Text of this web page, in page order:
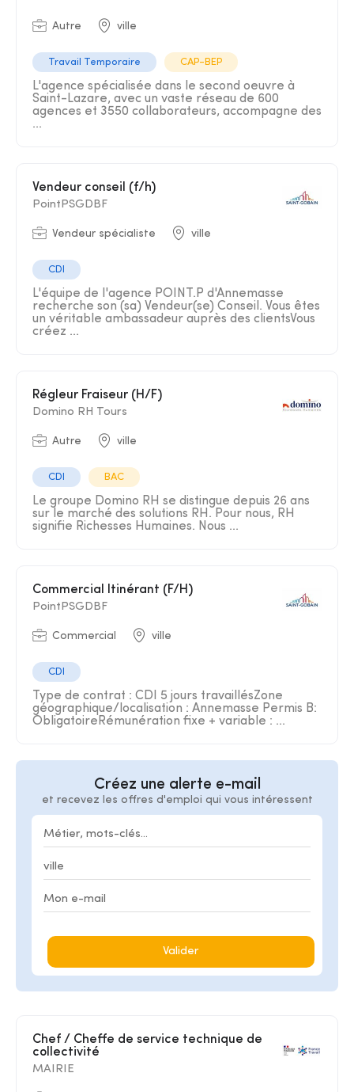
Autre ville
Travail Temporaire CAP-BEP
L'agence spécialisée dans le second oeuvre à
Saint-Lazare, avec un vaste réseau de 600
agences et 3550 collaborateurs, accompagne des
...
Vendeur conseil (f/h)
PointPSGDBF
Vendeur spécialiste ville
CDI
L'équipe de l'agence POINT.P d'Annemasse
recherche son (sa) Vendeur(se) Conseil. Vous êtes
un véritable ambassadeur auprès des clientsVous
créez ...
Régleur Fraiseur (H/F)
Domino RH Tours
Autre ville
CDI BAC
Le groupe Domino RH se distingue depuis 26 ans
sur le marché des solutions RH. Pour nous, RH
signifie Richesses Humaines. Nous ...
Commercial Itinérant (F/H)
PointPSGDBF
Commercial ville
CDI
Type de contrat : CDI 5 jours travaillésZone
géographique/localisation : Annemasse Permis B:
ObligatoireRémunération fixe + variable : ...
Créez une alerte e-mail
et recevez les offres d'emploi qui vous intéressent
Valider
Chef / Cheffe de service technique de
collectivité
MAIRIE